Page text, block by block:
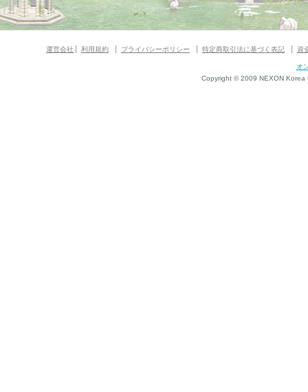
運営会社 利用規約 プライバシーポリシー 特定商取引法に基づく表記 資
オ
Copyright © 2009 NEXON Korea